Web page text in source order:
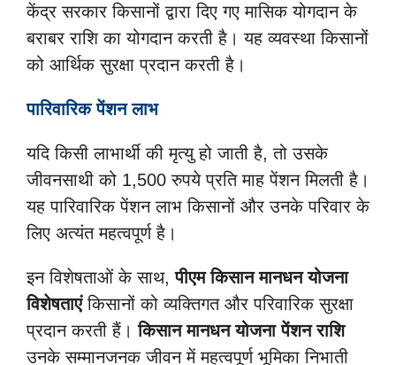
केंद्र सरकार किसानों द्वारा दिए गए मासिक योगदान के
बराबर राशि का योगदान करती है। यह व्यवस्था किसानों
को आर्थिक सुरक्षा प्रदान करती है।
पारिवारिक पेंशन लाभ
यदि किसी लाभार्थी की मृत्यु हो जाती है, तो उसके
जीवनसाथी को 1,500 रुपये प्रति माह पेंशन मिलती है।
यह पारिवारिक पेंशन लाभ किसानों और उनके परिवार के
लिए अत्यंत महत्वपूर्ण है।
इन विशेषताओं के साथ,पीएम किसान मानधन योजना
विशेषताएंकिसानों को व्यक्तिगत और परिवारिक सुरक्षा
प्रदान करती हैं।किसान मानधन योजना पेंशन राशि
उनके सम्मानजनक जीवन में महत्वपूर्ण भूमिका निभाती